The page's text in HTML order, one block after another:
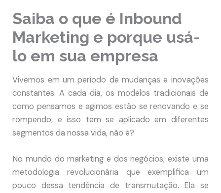
Saiba o que é Inbound
Marketing e porque usá-
lo em sua empresa
Vivemos em um período de mudanças e inovações
constantes. A cada dia, os modelos tradicionais de
como pensamos e agimos estão se renovando e se
rompendo, e isso tem se aplicado em diferentes
segmentos da nossa vida, não é?
No mundo do marketing e dos negócios, existe uma
metodologia revolucionária que exemplifica um
pouco dessa tendência de transmutação. Ela se